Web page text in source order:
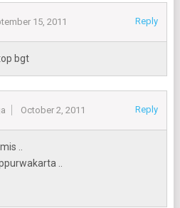
15, 2011 Reply
bgt
October 2, 2011 Reply
..
..